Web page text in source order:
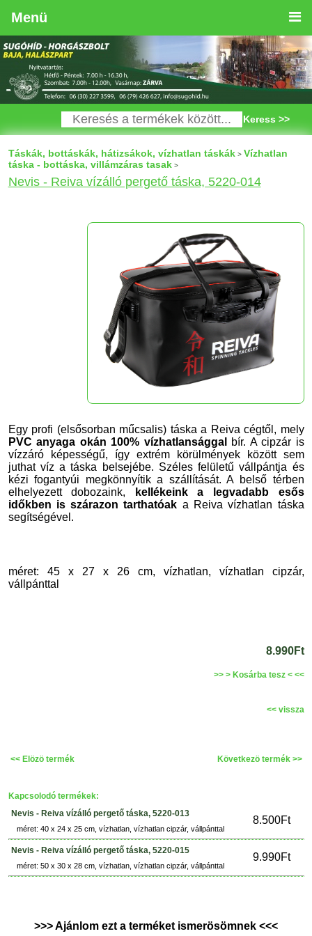
Menü
Keress >>
Táskák, bottáskák, hátizsákok, vízhatlan táskák> Vízhatlan
táska - bottáska, villámzáras tasak>
Nevis - Reiva vízálló pergető táska, 5220-014
Egy profi (elsősorban műcsalis) táska a Reiva cégtől, mely
PVC anyaga okán 100% vízhatlansággal
bír. A cipzár is
vízzáró képességű, így extrém körülmények között sem
juthat víz a táska belsejébe. Széles felületű vállpántja és
kézi fogantyúi megkönnyítik a szállítását. A belső térben
elhelyezett dobozaink,
kellékeink a legvadabb esős
időkben is szárazon tarthatóak a Reivavízhatlan táska
segítségével.
méret: 45 x 27 x 26 cm, vízhatlan, vízhatlan cipzár,
vállpánttal
8.990Ft
>> > Kosárba tesz < <<
<< vissza
<< Elözö termék Következö termék >>
Kapcsolodó termékek:
Nevis - Reiva vízálló pergető táska, 5220-013
8.500Ft
méret: 40 x 24 x 25 cm, vízhatlan, vízhatlan cipzár, vállpánttal
Nevis - Reiva vízálló pergető táska, 5220-015
9.990Ft
méret: 50 x 30 x 28 cm, vízhatlan, vízhatlan cipzár, vállpánttal
>>> Ajánlom ezt a terméket ismerösömnek <<<